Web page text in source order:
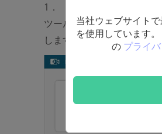
1．
ツールが見えます。Paravi
します。
当社ウェブサイト
を使用しています
の プライ